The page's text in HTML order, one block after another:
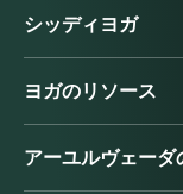
シッディヨガ
ヨガのリソース
アーユルヴェーダ